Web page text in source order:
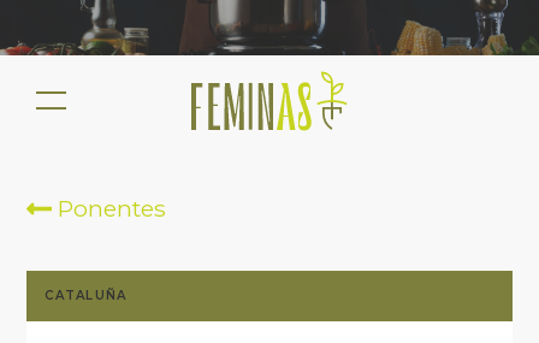
Ponentes
CATALUÑA